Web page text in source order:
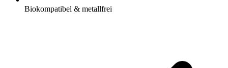
Biokompatibel & metallfrei